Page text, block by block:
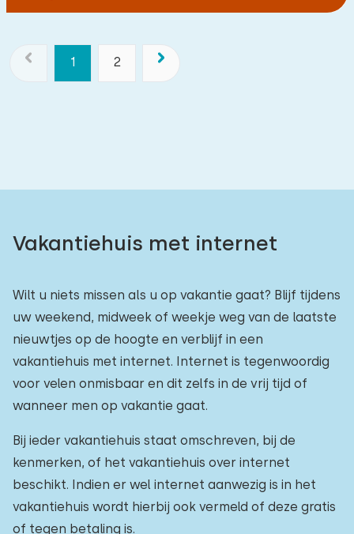
1 2
Vakantiehuis met internet
Wilt u niets missen als u op vakantie gaat? Blijf tijdens
uw weekend, midweek of weekje weg van de laatste
nieuwtjes op de hoogte en verblijf in een
vakantiehuis met internet. Internet is tegenwoordig
voor velen onmisbaar en dit zelfs in de vrij tijd of
wanneer men op vakantie gaat.
Bij ieder vakantiehuis staat omschreven, bij de
kenmerken, of het vakantiehuis over internet
beschikt. Indien er wel internet aanwezig is in het
vakantiehuis wordt hierbij ook vermeld of deze gratis
of tegen betaling is.